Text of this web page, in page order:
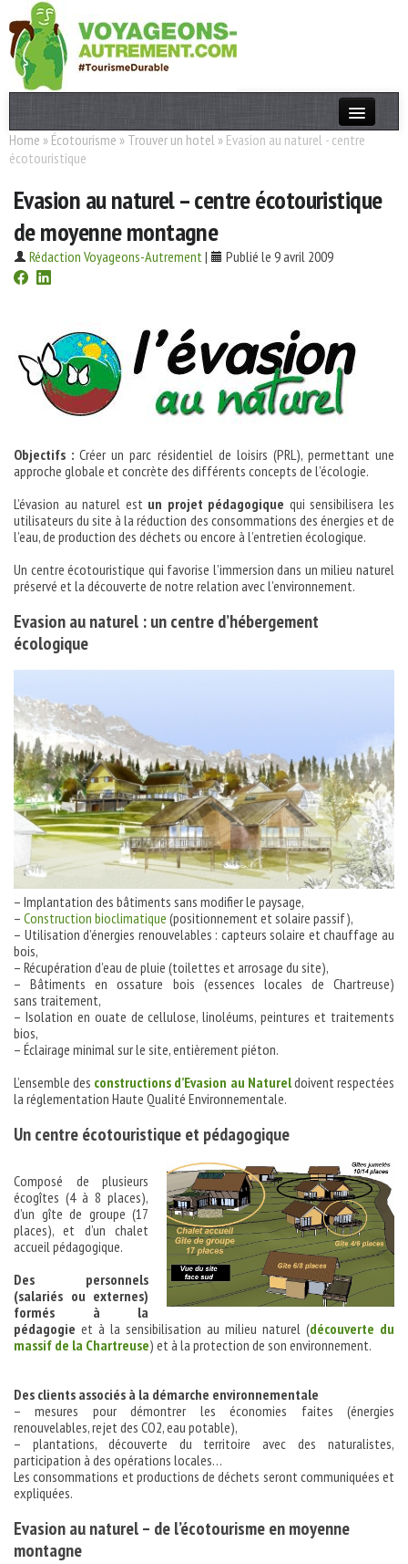
Actualités
Destinations
Acteurs
Thèmes
OK
Home » Écotourisme » Trouver un hotel » Evasion au naturel - centre
écotouristique
Evasion au naturel – centre écotouristique
de moyenne montagne
Rédaction Voyageons-Autrement| Publié le 9 avril 2009
Objectifs : Créer un parc résidentiel de loisirs (PRL), permettant une
approche globale et concrète des différents concepts de l’écologie.
L’évasion au naturel estun projet pédagogique qui sensibilisera les
utilisateurs du site à la réduction des consommations des énergies et de
l’eau, de production des déchets ou encore à l’entretien écologique.
Un centre écotouristique qui favorise l’immersion dans un milieu naturel
préservé et la découverte de notre relation avec l’environnement.
Evasion au naturel : un centre d’hébergement
écologique
– Implantation des bâtiments sans modifier le paysage,
– Construction bioclimatique (positionnement et solaire passif),
– Utilisation d’énergies renouvelables : capteurs solaire et chauffage au
bois,
– Récupération d’eau de pluie (toilettes et arrosage du site),
– Bâtiments en ossature bois (essences locales de Chartreuse)
sans traitement,
– Isolation en ouate de cellulose, linoléums, peintures et traitements
bios,
– Éclairage minimal sur le site, entièrement piéton.
L’ensemble des constructions d’Evasion au Natureldoivent respectées
la réglementation Haute Qualité Environnementale.
Un centre écotouristique et pédagogique
Composé de plusieurs
écogîtes (4 à 8 places),
d’un gîte de groupe (17
places), et d’un chalet
accueil pédagogique.
Des personnels
(salariés ou externes)
formés à la
pédagogie et à la sensibilisation au milieu naturel (découverte du
massif de la Chartreuse) et à la protection de son environnement.
Des clients associés à la démarche environnementale
– mesures pour démontrer les économies faites (énergies
renouvelables, rejet des CO2, eau potable),
– plantations, découverte du territoire avec des naturalistes,
participation à des opérations locales…
Les consommations et productions de déchets seront communiquées et
expliquées.
Evasion au naturel – de l’écotourisme en moyenne
montagne